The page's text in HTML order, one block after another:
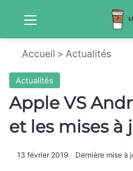
Accueil > Actualités
Actualités
Apple VS
et les mises à
13 février 2019 Dernière mise à